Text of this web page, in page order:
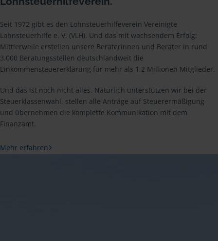
Seit 1972 gibt es den Lohnsteuerhilfeverein Vereinigte
Lohnsteuerhilfe e. V. (VLH). Und das mit wachsendem Erfolg:
Mittlerweile erstellen unsere Beraterinnen und Berater in rund
3.000 Beratungsstellen deutschlandweit die
Einkommensteuererklärung für mehr als 1,2 Millionen Mitglieder.
Und das ist noch nicht alles. Natürlich unterstützen wir bei der
Steuerklassenwahl, stellen alle Anträge auf Steuerermäßigung
und übernehmen die komplette Kommunikation mit dem
Finanzamt.
Mehr erfahren